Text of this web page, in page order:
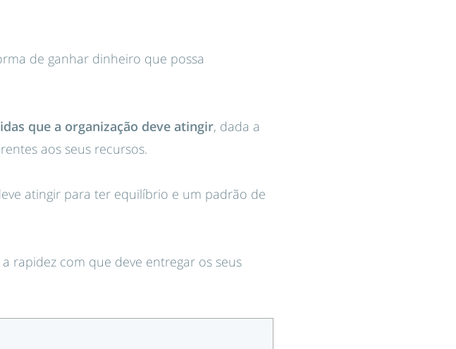
de ganhar dinheiro que possa
que a organização deve atingir, dada a
aos seus recursos.
atingir para ter equilíbrio e um padrão de
rapidez com que deve entregar os seus